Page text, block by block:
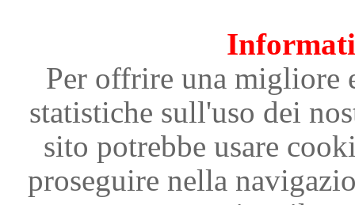
Per offrire una migliore
statistiche sull'uso dei
sito potrebbe usare
proseguire nella